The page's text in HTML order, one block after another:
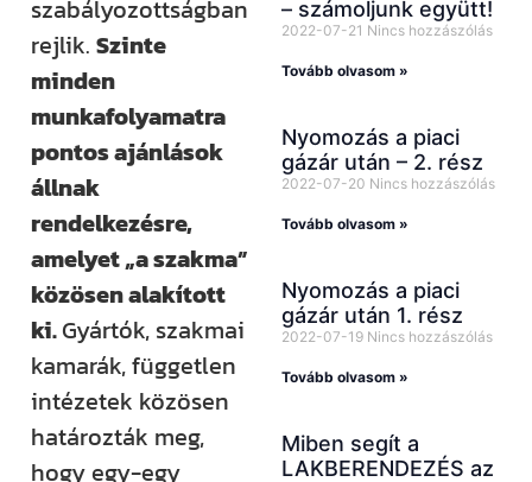
szabályozottságban
rejlik.Szinte
minden
munkafolyamatra
pontos ajánlások
állnak
rendelkezésre,
amelyet „a szakma”
közösen alakított
ki.Gyártók, szakmai
kamarák, független
intézetek közösen
határozták meg,
hogy egy-egy
– számoljunk együtt!
2022-07-21 Nincs hozzászólás
Tovább olvasom »
Nyomozás a piaci
gázár után – 2. rész
2022-07-20 Nincs hozzászólás
Tovább olvasom »
Nyomozás a piaci
gázár után 1. rész
2022-07-19 Nincs hozzászólás
Tovább olvasom »
Miben segít a
LAKBERENDEZÉS az